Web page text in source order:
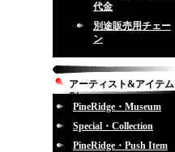
代金
別途販売用チェー
ン
アーティスト&アイテム
別
PineRidge・Museum
Special・Collection
PineRidge・Push Item